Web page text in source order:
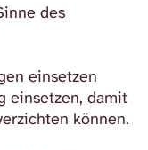
des
einsetzen
einsetzen, damit
können.